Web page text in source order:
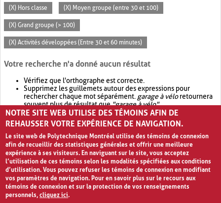
(X) Hors classe (X) Moyen groupe (entre 30 et 100)
(X) Grand groupe (> 100)
(X) Activités développées (Entre 30 et 60 minutes)
Votre recherche n'a donné aucun résultat
Vérifiez que l'orthographe est correcte.
Supprimez les guillemets autour des expressions pour
rechercher chaque mot séparément. garage à véloretournera
souvent plus de résultat que"garage à vélo".
Envisagez d'élargir votre recherche avec OR.garage OR vélo
retournera souvent plus de résultat quegarage à vélo
NOTRE SITE WEB UTILISE DES TÉMOINS AFIN DE
REHAUSSER VOTRE EXPÉRIENCE DE NAVIGATION.
Le site web de Polytechnique Montréal utilise des témoins de connexion
afin de recueillir des statistiques générales et offrir une meilleure
expérience à ses visiteurs. En naviguant sur le site, vous acceptez
l’utilisation de ces témoins selon les modalités spécifiées aux conditions
d’utilisation. Vous pouvez refuser les témoins de connexion en modifiant
vos paramètres de navigation. Pour en savoir plus sur le recours aux
témoins de connexion et sur la protection de vos renseignements
personnels,cliquez ici.